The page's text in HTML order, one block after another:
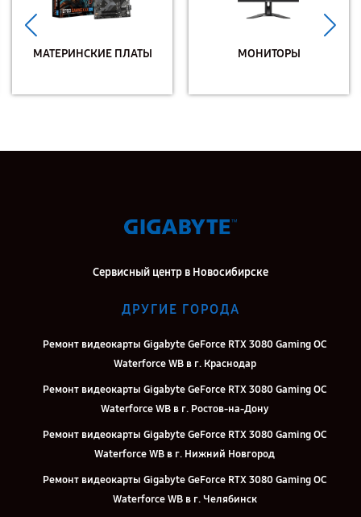
МАТЕРИНСКИЕ ПЛАТЫ МОНИТОРЫ
Сервисный центр в Новосибирске
ДРУГИЕ ГОРОДА
Ремонт видеокарты Gigabyte GeForce RTX 3080 Gaming OC
Waterforce WB в г. Краснодар
Ремонт видеокарты Gigabyte GeForce RTX 3080 Gaming OC
Waterforce WB в г. Ростов-на-Дону
Ремонт видеокарты Gigabyte GeForce RTX 3080 Gaming OC
Waterforce WB в г. Нижний Новгород
Ремонт видеокарты Gigabyte GeForce RTX 3080 Gaming OC
Waterforce WB в г. Челябинск